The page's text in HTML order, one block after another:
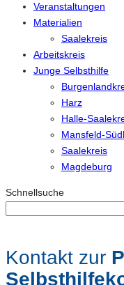
Veranstaltungen
Materialien
Saalekreis
Arbeitskreis
Junge Selbsthilfe
Harz
Halle-
Mansfeld-
Saalekreis
Magdeburg
Schnellsuche
Kontakt zur